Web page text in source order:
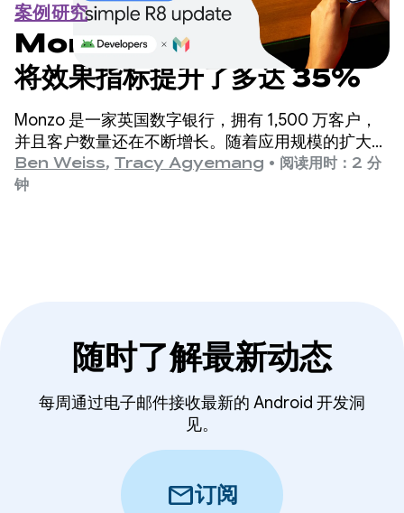
案例研究
Monzo 通过简单的 R8 更新
将效果指标提升了多达 35%
Monzo 是一家英国数字银行，拥有 1,500 万客户，
并且客户数量还在不断增长。随着应用规模的扩大，
工程团队发现应用启动时间是一个需要改进的关键领
域，但担心这需要对代码库进行重大更改。
Ben Weiss, Tracy Agyemang • 阅读用时：2 分
钟
随时了解最新动态
每周通过电子邮件接收最新的 Android 开发洞
见。
mail订阅